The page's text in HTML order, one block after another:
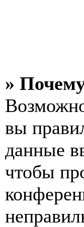
»
вы
данные
чтобы